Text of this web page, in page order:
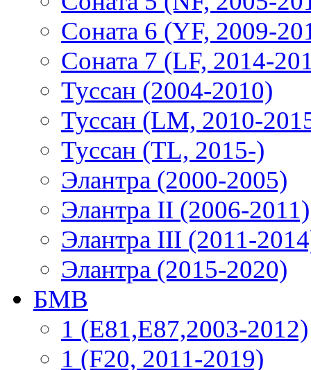
Соната 6 (YF, 2009-
Соната 7 (LF, 2014-
Туссан (2004-2010)
Туссан (LM, 2010-
Туссан (TL, 2015-)
Элантра (2000-2005)
Элантра II (2006-2011)
Элантра III (2011-
Элантра (2015-2020)
БМВ
1 (E81,E87,2003-2012)
1 (F20, 2011-2019)